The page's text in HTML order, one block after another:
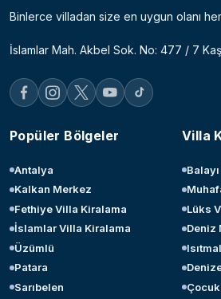
Binlerce villadan size en uygun olanı
İslamlar Mah. Akbel Sok. No: 477 / 7
Popüler Bölgeler
Antalya
Kalkan Merkez
Fethiye Villa Kiralama
İslamlar Villa Kiralama
Üzümlü
Patara
Sarıbelen
Villa
Lüks
Deniz